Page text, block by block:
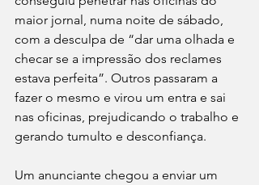
maior jornal, numa noite de sábado,
com a desculpa de “dar uma olhada e
checar se a impressão dos reclames
estava perfeita”. Outros passaram a
fazer o mesmo e virou um entra e sai
nas oficinas, prejudicando o trabalho e
gerando tumulto e desconfiança.
Um anunciante chegou a enviar um